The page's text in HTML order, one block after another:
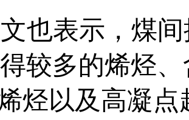
也表示，煤间
较多的烯烃
烃以及高凝